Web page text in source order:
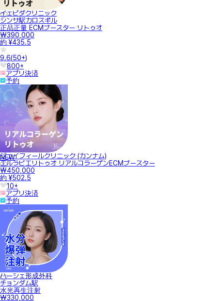
イェピダクリニック
シンサ駅カロスギル
正品正量 ECMブースター リトゥオ
₩390,000
約 ¥435.5
9.6(50+)
800+
アプリ決済
予約
NEW
ジェイフィールクリニック (カンナム)
エルラビエリトゥオ リアルコラーゲンECMブースター
₩450,000
約 ¥502.5
10+
アプリ決済
予約
ハーシェ形成外科
チョンダム駅
水光再生注射
₩330,000